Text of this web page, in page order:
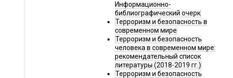
Информационно-
библиографический очерк
Терроризм и безопасность в
современном мире
Терроризм и безопасность
человека в современном мире:
рекомендательный список
литературы (2018-2019 гг.)
Терроризм и безопасность